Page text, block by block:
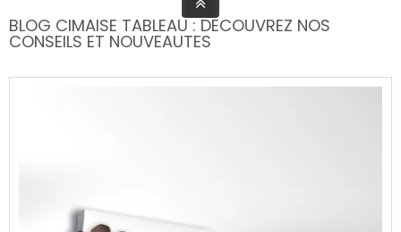
BLOG CIMAISE TABLEAU : DECOUVREZ NOS
CONSEILS ET NOUVEAUTES